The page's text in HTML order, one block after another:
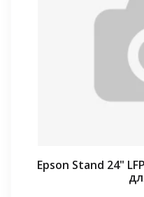
Epson Stand 24"